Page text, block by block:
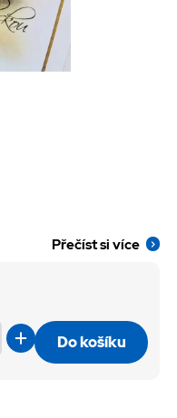
Přečíst si více
Do košíku